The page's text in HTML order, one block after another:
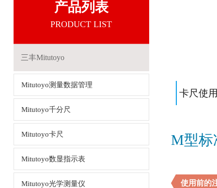
产品列表
PRODUCT LIST
三丰Mitutoyo
Mitutoyo测量数据管理
Mitutoyo千分尺
Mitutoyo卡尺
Mitutoyo数显指示表
Mitutoyo光学测量仪
卡尺使
M型标
使用前的